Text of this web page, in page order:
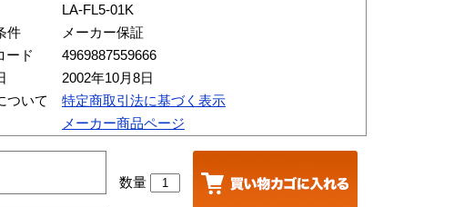
LA-FL5-01K
件
メーカー保証
ード
4969887559666
2002年10月8日
ついて
特定商取引法に基づく表示
メーカー商品ページ
数量